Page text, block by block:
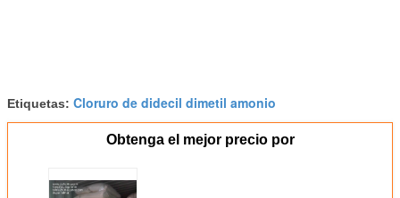
Etiquetas: Cloruro de didecil dimetil amonio
Obtenga el mejor precio por